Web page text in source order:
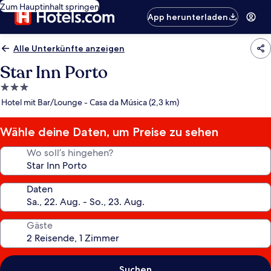
Zum Hauptinhalt springen
App herunterladen
Alle Unterkünfte anzeigen
Star Inn Porto
3.0-
Sterne-
Hotel mit Bar/Lounge - Casa da Música (2,3 km)
Wähle deine Daten, um Preise zu sehen
Wo soll’s hingehen?
Daten
Gäste